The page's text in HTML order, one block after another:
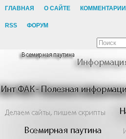
ГЛАВНАЯ О САЙТЕ КОММЕНТАРИИ
RSS ФОРУМ